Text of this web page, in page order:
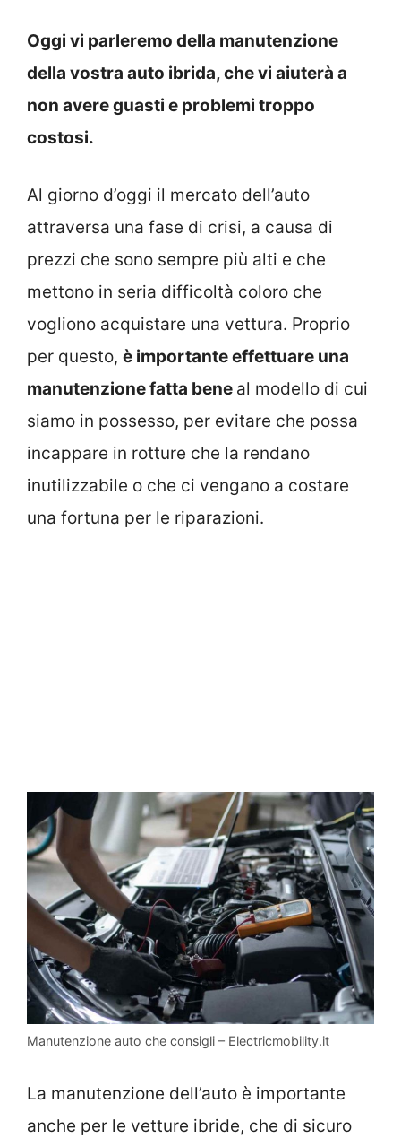
Oggi vi parleremo della manutenzione
della vostra auto ibrida, che vi aiuterà a
non avere guasti e problemi troppo
costosi.
Al giorno d’oggi il mercato dell’auto
attraversa una fase di crisi, a causa di
prezzi che sono sempre più alti e che
mettono in seria difficoltà coloro che
vogliono acquistare una vettura. Proprio
per questo, è importante effettuare una
manutenzione fatta bene al modello di cui
siamo in possesso, per evitare che possa
incappare in rotture che la rendano
inutilizzabile o che ci vengano a costare
una fortuna per le riparazioni.
Manutenzione auto che consigli – Electricmobility.it
La manutenzione dell’auto è importante
anche per le vetture ibride, che di sicuro